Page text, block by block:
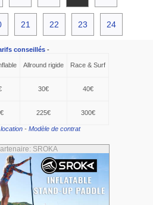
21 22 23 24
conseillés-
Allround rigide Race & Surf
30€ 40€
225€ 300€
- Modèle de contrat
SROKA